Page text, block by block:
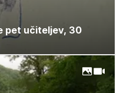
pet učiteljev, 30